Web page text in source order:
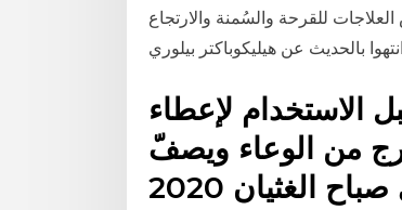
للقرحة والسُمنة والارتجاع
بالحديث عن هيليكوباكتر بيلوري
الاستخدام لإعطاء
من الوعاء ويصفّ
الغثيان 2020